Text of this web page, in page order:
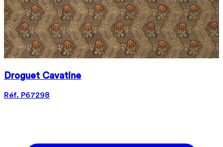
Droguet Cavatine
Réf. P67298